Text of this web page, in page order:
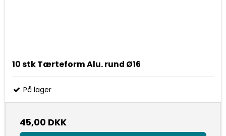
10 stk Tærteform Alu. rund Ø16
På lager
45,00 DKK